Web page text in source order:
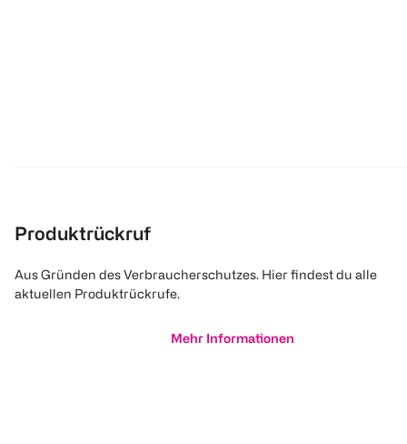
Produktrückruf
Aus Gründen des Verbraucherschutzes. Hier findest du alle
aktuellen Produktrückrufe.
Mehr Informationen